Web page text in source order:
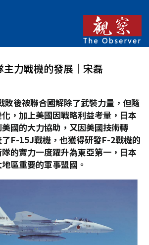
主力戰機的發展│宋磊
敗後被聯合國解除了武裝力量，但隨
，加上美國因戰略利益考量，日本
國的大力協助，又因美國技術轉
了F-15J戰機，也獲得研發F-2戰機的
的實力一度躍升為東亞第一，日本
區重要的軍事盟國。